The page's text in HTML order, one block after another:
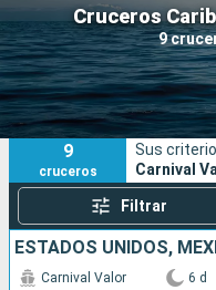
Cruceros
9
Nuestros destinos
Fecha de salida
Puertos
9
cruceros
Sus
Carnival
Filtrar
ESTADOS UNIDOS,
Carnival Valor 6 d